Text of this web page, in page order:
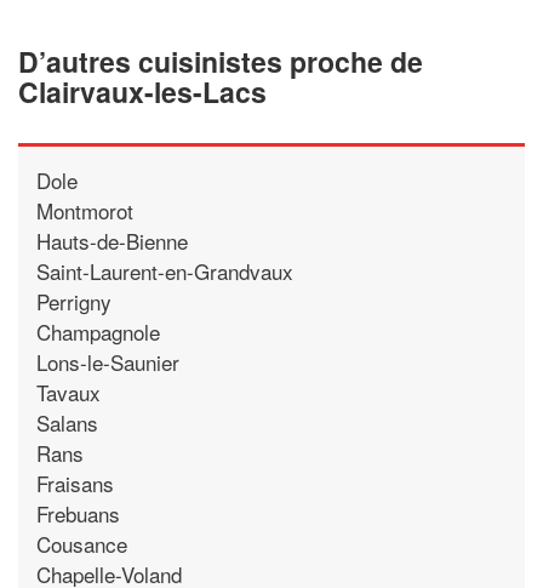
D’autres cuisinistes proche de
Clairvaux-les-Lacs
Dole
Montmorot
Hauts-de-Bienne
Saint-Laurent-en-Grandvaux
Perrigny
Champagnole
Lons-le-Saunier
Tavaux
Salans
Rans
Fraisans
Frebuans
Cousance
Chapelle-Voland